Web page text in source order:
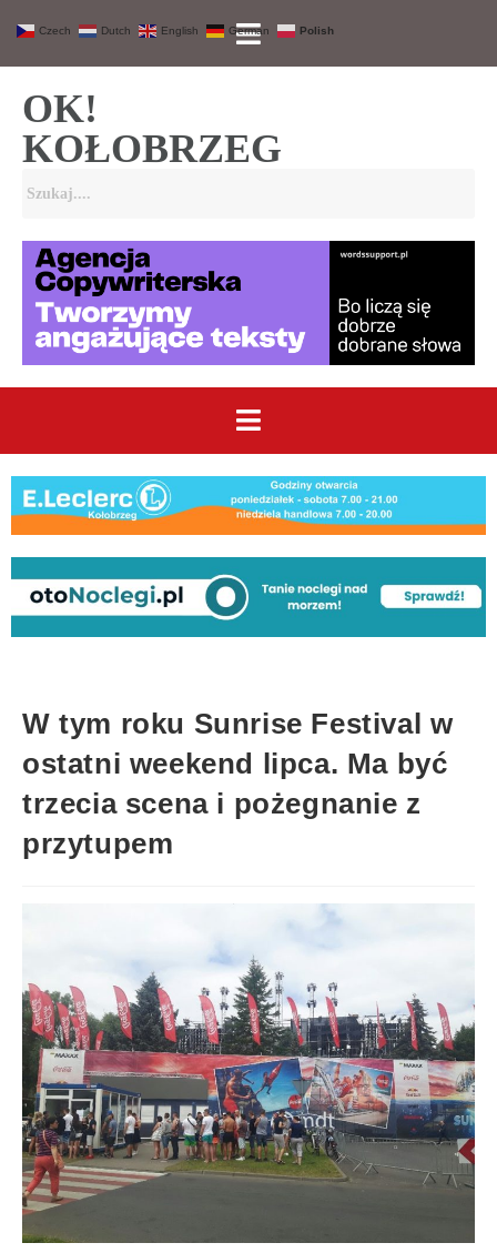
OK!
KOŁOBRZEG
W tym roku Sunrise Festival w
ostatni weekend lipca. Ma być
trzecia scena i pożegnanie z
przytupem
Czech Dutch English German Polish